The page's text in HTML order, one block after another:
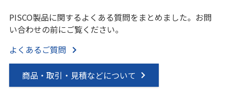
PISCO製品に関するよくある質問をまとめました。お問
い合わせの前にご覧ください。
よくあるご質問
商品・取引・見積などについて